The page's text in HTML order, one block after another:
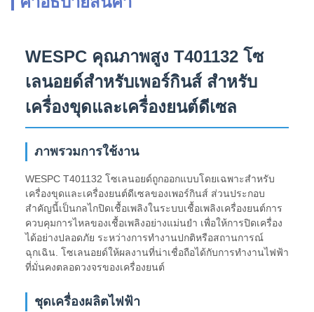
WESPC คุณภาพสูง T401132 โซ
เลนอยด์สําหรับเพอร์กินส์ สําหรับ
เครื่องขุดและเครื่องยนต์ดีเซล
ภาพรวมการใช้งาน
WESPC T401132 โซเลนอยด์ถูกออกแบบโดยเฉพาะสําหรับ
เครื่องขุดและเครื่องยนต์ดีเซลของเพอร์กินส์ ส่วนประกอบ
สําคัญนี้เป็นกลไกปิดเชื้อเพลิงในระบบเชื้อเพลิงเครื่องยนต์การ
ควบคุมการไหลของเชื้อเพลิงอย่างแม่นยํา เพื่อให้การปิดเครื่อง
ได้อย่างปลอดภัย ระหว่างการทํางานปกติหรือสถานการณ์
ฉุกเฉิน. โซเลนอยด์ให้ผลงานที่น่าเชื่อถือได้กับการทํางานไฟฟ้า
ที่มั่นคงตลอดวงจรของเครื่องยนต์
ชุดเครื่องผลิตไฟฟ้า